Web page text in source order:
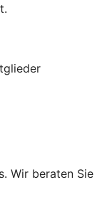
Wir beraten Sie